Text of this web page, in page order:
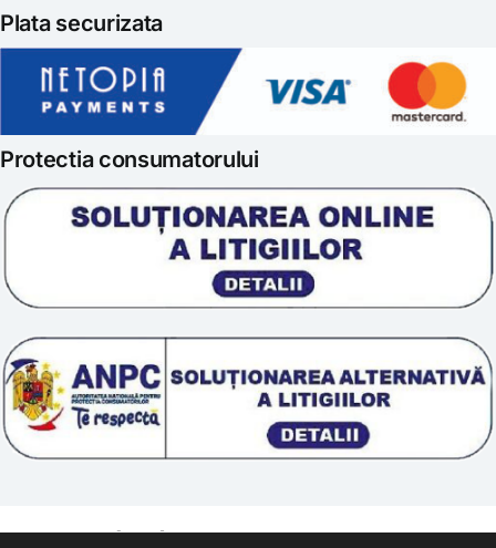
Gatit creativ
Iubim fructele
Scoala „Sanatate 5D”
Tratamente naturale
Politica de livrare
Politica de retur
Prelucrarea datelor
Termeni si conditii
Politica cookie
Plata securizata
Protectia consumatorului
© 2011 – [year] Fundatia Simile. Toate drepturile